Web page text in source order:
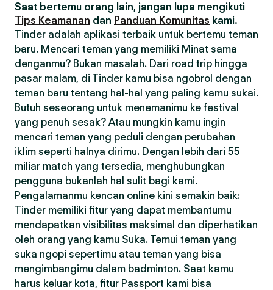
Saat bertemu orang lain, jangan lupa mengikuti
Tips Keamanan dan Panduan Komunitas kami.
Tinder adalah aplikasi terbaik untuk bertemu teman
baru. Mencari teman yang memiliki Minat sama
denganmu? Bukan masalah. Dari road trip hingga
pasar malam, di Tinder kamu bisa ngobrol dengan
teman baru tentang hal-hal yang paling kamu sukai.
Butuh seseorang untuk menemanimu ke festival
yang penuh sesak? Atau mungkin kamu ingin
mencari teman yang peduli dengan perubahan
iklim seperti halnya dirimu. Dengan lebih dari 55
miliar match yang tersedia, menghubungkan
pengguna bukanlah hal sulit bagi kami.
Pengalamanmu kencan online kini semakin baik:
Tinder memiliki fitur yang dapat membantumu
mendapatkan visibilitas maksimal dan diperhatikan
oleh orang yang kamu Suka. Temui teman yang
suka ngopi sepertimu atau teman yang bisa
mengimbangimu dalam badminton. Saat kamu
harus keluar kota, fitur Passport kami bisa